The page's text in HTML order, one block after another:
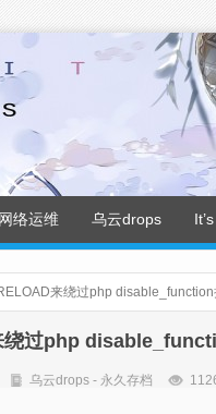
网络运维 乌云drops
来绕过php
过php
乌云drops - 永久存档